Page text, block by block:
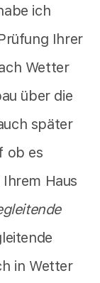
ich
Ihrer
Wetter
über die
später
ob es
Haus
in Wetter